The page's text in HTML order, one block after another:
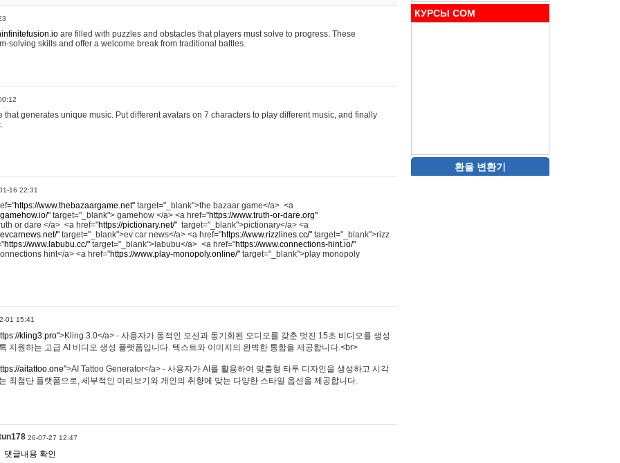
are filled with puzzles and obstacles that players must solve to progress. These
solving skills and offer a welcome break from traditional battles.
that generates unique music. Put different avatars on 7 characters to play different music, and finally
16 22:31
https://www.thebazaargame.net" target="_blank">the bazaar game</a> <a
" target="_blank"> gamehow </a> <a href="https://www.truth-or-dare.org"
or dare </a> <a href="https://pictionary.net/" target="_blank">pictionary</a> <a
" target="_blank">ev car news</a> <a href="https://www.rizzlines.cc/" target="_blank">rizz
https://www.labubu.cc/" target="_blank">labubu</a> <a href="https://www.connections-hint.io/"
hint</a> <a href="https://www.play-monopoly.online/" target="_blank">play monopoly
01 15:41
kling3.pro">Kling 3.0</a> - 사용자가 동적인 모션과 동기화된 오디오를 갖춘 멋진 15초 비디오를 생성
지원하는 고급 AI 비디오 생성 플랫폼입니다. 텍스트와 이미지의 완벽한 통합을 제공합니다.<br>
aitattoo.one">AI Tattoo Generator</a> - 사용자가 AI를 활용하여 맞춤형 타투 디자인을 생성하고 시각
최첨단 플랫폼으로, 세부적인 미리보기와 개인의 취향에 맞는 다양한 스타일 옵션을 제공합니다.
26-07-27 12:47
댓글내용 확인
КУРСЫ COM
환율 변환기